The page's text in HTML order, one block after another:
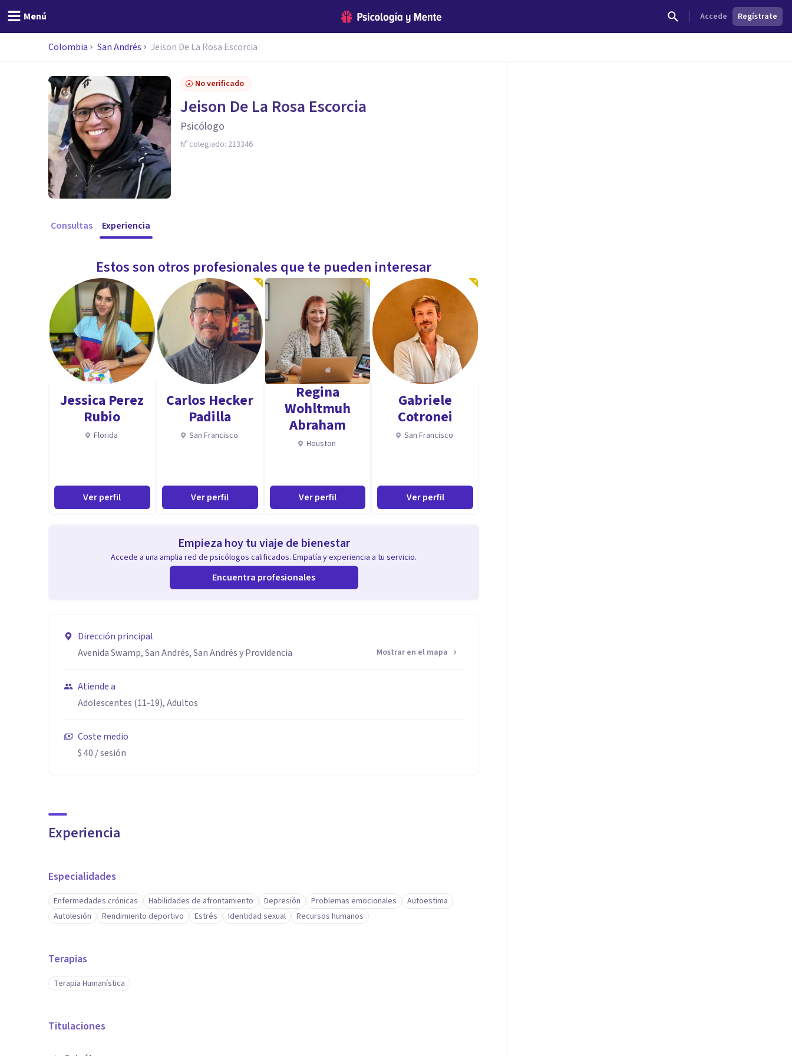
Menú Accede Regístrate
Colombia San Andrés Jeison De La Rosa Escorcia
No verificado
Jeison De La Rosa Escorcia
Psicólogo
Nº colegiado: 213346
Consultas Experiencia
Estos son otros profesionales que te pueden interesar
Jessica Perez
Rubio
Florida
Ver perfil
Carlos Hecker
Padilla
San Francisco
Ver perfil
Regina
Wohltmuh
Abraham
Houston
Ver perfil
Gabriele
Cotronei
San Francisco
Ver perfil
Empieza hoy tu viaje de bienestar
Accede a una amplia red de psicólogos calificados. Empatía y experiencia a tu servicio.
Encuentra profesionales
Dirección principal
Avenida Swamp, San Andrés, San Andrés y Providencia
Mostrar en el mapa
Atiende a
Adolescentes (11-19), Adultos
Coste medio
$ 40 / sesión
Experiencia
Especialidades
Enfermedades crónicas Habilidades de afrontamiento Depresión Problemas emocionales
Autoestima
Autolesión
Rendimiento deportivo Estrés Identidad sexual Recursos humanos
Terapias
Terapia Humanística
Titulaciones